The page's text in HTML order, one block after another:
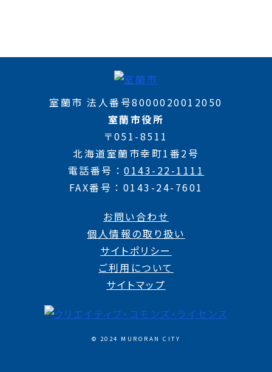
室蘭市 法人番号8000020012050
室蘭市役所
〒051-8511
北海道室蘭市幸町1番2号
電話番号
0143-22-1111
FAX番号
0143-24-7601
お問い合わせ
個人情報の取り扱い
サイトポリシー
ご利用について
サイトマップ
© 2024 MURORAN CITY